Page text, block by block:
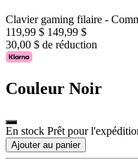
Clavier gaming filaire -
119,99 $ 149,99 $
30,00 $ de réduction
Couleur Noir
En stock Prêt pour
Ajouter au panier